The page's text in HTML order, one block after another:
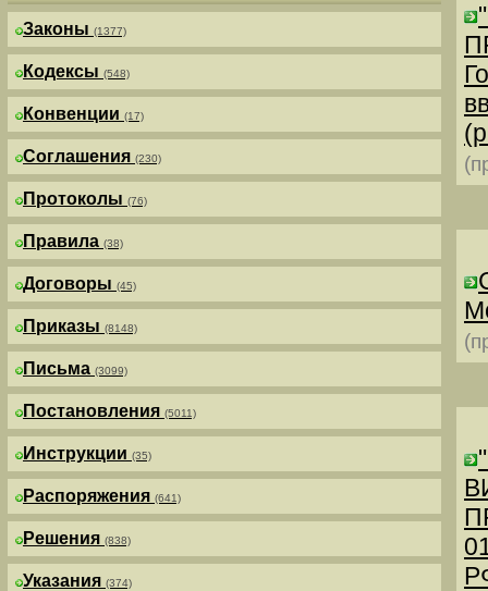
Законы (1377)
Кодексы (548)
Конвенции (17)
Соглашения (230)
Протоколы (76)
Правила (38)
Договоры (45)
Приказы (8148)
Письма (3099)
Постановления (5011)
Инструкции (35)
Распоряжения (641)
Решения (838)
Указания (374)